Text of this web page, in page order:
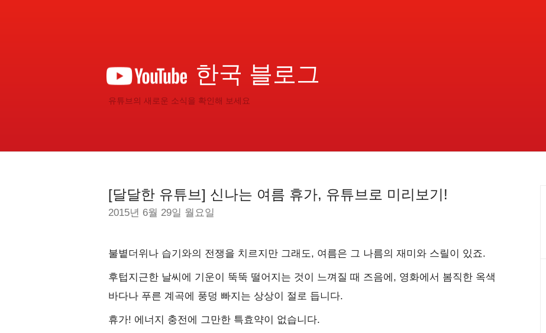
한국 블로그
유튜브의 새로운 소식을 확인해 보세요
[달달한 유튜브] 신나는 여름 휴가, 유튜브로 미리보기!
2015년 6월 29일 월요일
불볕더위나 습기와의 전쟁을 치르지만 그래도, 여름은 그 나름의 재미와 스릴이 있죠.
후텁지근한 날씨에 기운이 뚝뚝 떨어지는 것이 느껴질 때 즈음에, 영화에서 봄직한 옥색
바다나 푸른 계곡에 풍덩 빠지는 상상이 절로 듭니다.
휴가! 에너지 충전에 그만한 특효약이 없습니다.